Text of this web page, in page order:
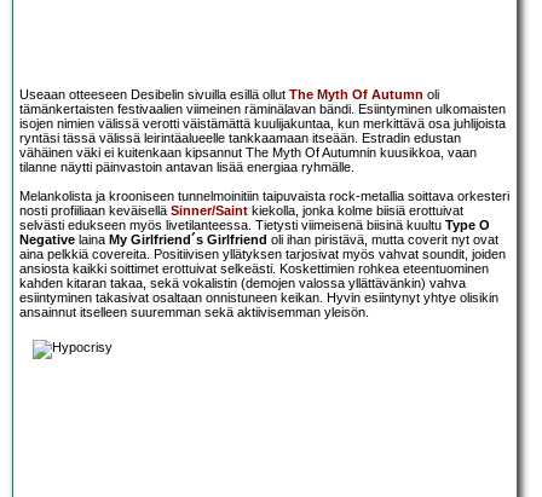
Useaan otteeseen Desibelin sivuilla esillä ollut The Myth Of Autumn oli
tämänkertaisten festivaalien viimeinen räminälavan bändi. Esiintyminen ulkomaisten
isojen nimien välissä verotti väistämättä kuulijakuntaa, kun merkittävä osa juhlijoista
ryntäsi tässä välissä leirintäalueelle tankkaamaan itseään. Estradin edustan
vähäinen väki ei kuitenkaan kipsannut The Myth Of Autumnin kuusikkoa, vaan
tilanne näytti päinvastoin antavan lisää energiaa ryhmälle.
Melankolista ja krooniseen tunnelmoinitiin taipuvaista rock-metallia soittava orkesteri
nosti profiiliaan keväisellä Sinner/Saint kiekolla, jonka kolme biisiä erottuivat
selvästi edukseen myös livetilanteessa. Tietysti viimeisenä biisinä kuultu Type O
Negative laina My Girlfriend´s Girlfriend oli ihan piristävä, mutta coverit nyt ovat
aina pelkkiä covereita. Positiivisen yllätyksen tarjosivat myös vahvat soundit, joiden
ansiosta kaikki soittimet erottuivat selkeästi. Koskettimien rohkea eteentuominen
kahden kitaran takaa, sekä vokalistin (demojen valossa yllättävänkin) vahva
esiintyminen takasivat osaltaan onnistuneen keikan. Hyvin esiintynyt yhtye olisikin
ansainnut itselleen suuremman sekä aktiivisemman yleisön.